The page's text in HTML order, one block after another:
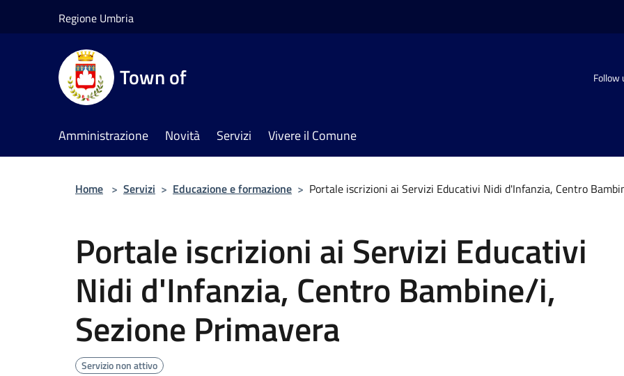
Regione Umbria
Town of Follow
Amministrazione Novità Servizi Vivere il Comune
Home > Servizi > Educazione e formazione > Portale iscrizioni ai Servizi Educativi Nidi d'Infanzia, Centro
Portale iscrizioni ai Servizi Educativi
Nidi d'Infanzia, Centro Bambine/i,
Sezione Primavera
Servizio non attivo